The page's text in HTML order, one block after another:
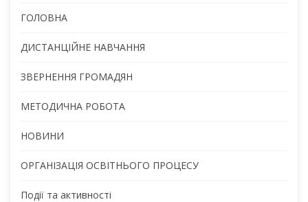
ГОЛОВНА
ДИСТАНЦІЙНЕ НАВЧАННЯ
ЗВЕРНЕННЯ ГРОМАДЯН
МЕТОДИЧНА РОБОТА
НОВИНИ
ОРГАНІЗАЦІЯ ОСВІТНЬОГО ПРОЦЕСУ
Події та активності